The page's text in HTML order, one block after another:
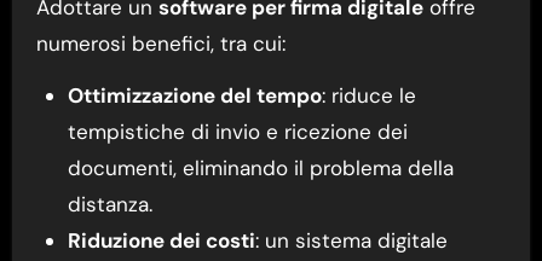
Adottare un software per firma digitaleoffre
numerosi benefici, tra cui:
Ottimizzazione del tempo: riduce le
tempistiche di invio e ricezione dei
documenti, eliminando il problema della
distanza.
Riduzione dei costi: un sistema digitale